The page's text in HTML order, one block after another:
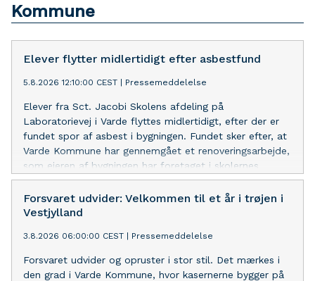
Kommune
Elever flytter midlertidigt efter asbestfund
5.8.2026 12:10:00 CEST Pressemeddelelse
Elever fra Sct. Jacobi Skolens afdeling på
Laboratorievej i Varde flyttes midlertidigt, efter der er
fundet spor af asbest i bygningen. Fundet sker efter, at
Varde Kommune har gennemgået et renoveringsarbejde,
som ejeren af bygningen har foretaget i skolernes
sommerferie.
Forsvaret udvider: Velkommen til et år i trøjen i
Vestjylland
3.8.2026 06:00:00 CEST Pressemeddelelse
Forsvaret udvider og opruster i stor stil. Det mærkes i
den grad i Varde Kommune, hvor kasernerne bygger på